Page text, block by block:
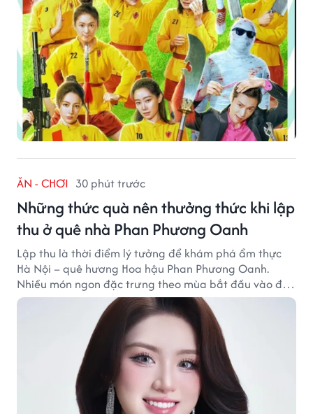
ĂN - CHƠI 30 phút trước
Những thức quà nên thưởng thức khi lập
thu ở quê nhà Phan Phương Oanh
Lập thu là thời điểm lý tưởng để khám phá ẩm thực
Hà Nội – quê hương Hoa hậu Phan Phương Oanh.
Nhiều món ngon đặc trưng theo mùa bắt đầu vào độ
hấp dẫn, níu chân thực khách gần xa.